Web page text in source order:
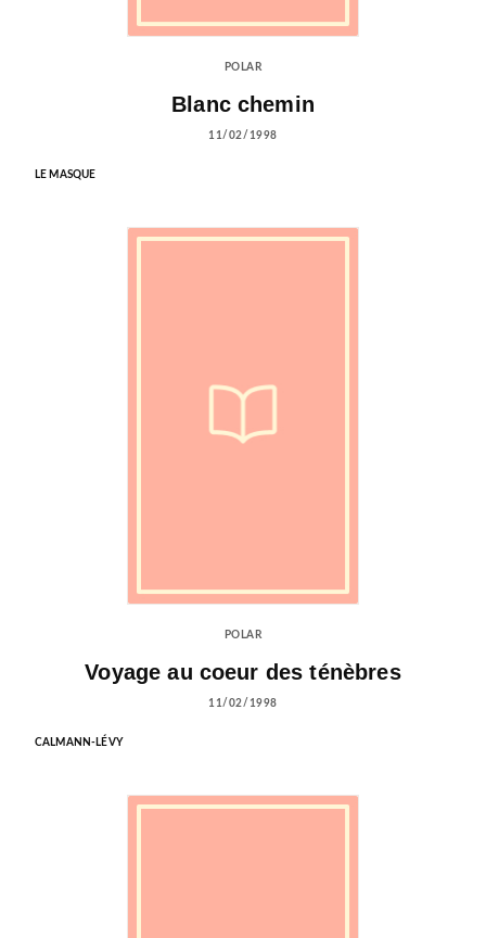
POLAR
Blanc chemin
11/02/1998
LE MASQUE
POLAR
Voyage au coeur des ténèbres
11/02/1998
CALMANN-LÉVY